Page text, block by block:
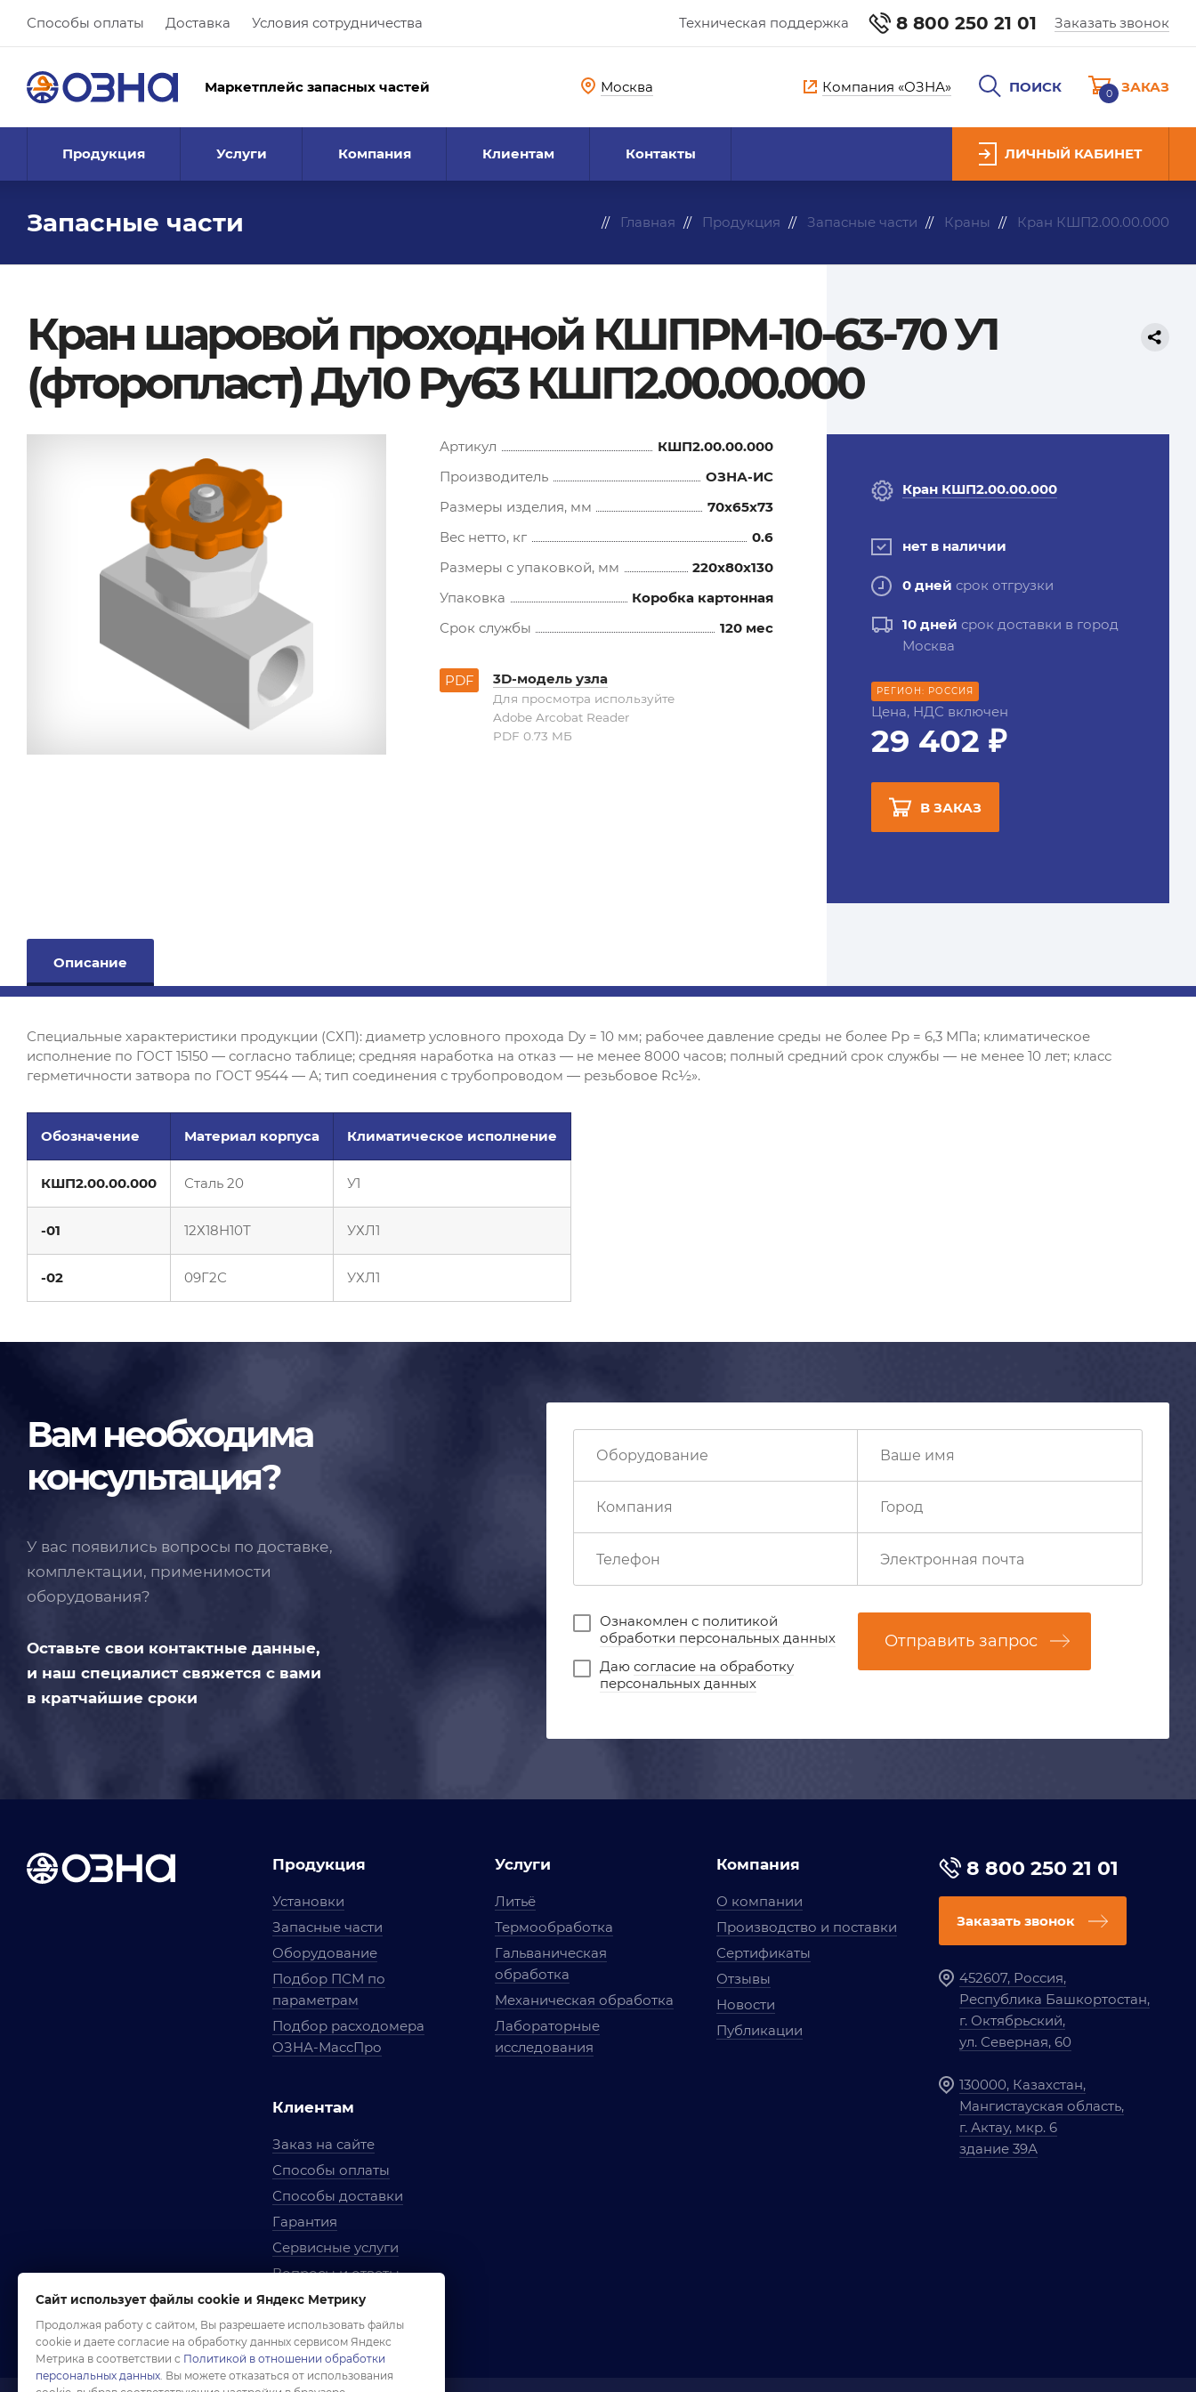
Способы оплаты Доставка Условия сотрудничества Техническая поддержка 8 800 250 21 01 Заказать звонок
Маркетплейс запасных частей Москва Компания «ОЗНА» ПОИСК 0 ЗАКАЗ
Продукция Услуги Компания Клиентам Контакты ЛИЧНЫЙ КАБИНЕТ
Запасные части Главная Продукция Запасные части Краны Кран КШП2.00.00.000
Кран шаровой проходной КШПРМ-10-63-70 У1
(фторопласт) Ду10 Ру63 КШП2.00.00.000
Артикул
КШП2.00.00.000
Производитель
ОЗНА-ИС
Размеры изделия, мм
70x65x73
Вес нетто, кг
0.6
Размеры с упаковкой, мм
220x80x130
Упаковка
Коробка картонная
Срок службы
120 мес
PDF 3D-модель узла
Для просмотра используйте
Adobe Arcobat Reader
PDF 0.73 MБ
Кран КШП2.00.00.000
нет в наличии
0 дней срок отгрузки
10 дней срок доставки в город
Москва
РЕГИОН: РОССИЯ
Цена, НДС включен
29 402 ₽
В ЗАКАЗ
Описание
Специальные характеристики продукции (СХП): диаметр условного прохода Dy = 10 мм; рабочее давление среды не более Рр = 6,3 МПа; климатическое
исполнение по ГОСТ 15150 — согласно таблице; средняя наработка на отказ — не менее 8000 часов; полный средний срок службы — не менее 10 лет; класс
герметичности затвора по ГОСТ 9544 — А; тип соединения с трубопроводом — резьбовое Rc½».
Обозначение Материал корпуса Климатическое исполнение
КШП2.00.00.000 Сталь 20 У1
-01 12Х18Н10Т УХЛ1
-02 09Г2С УХЛ1
Вам необходима
консультация?
У вас появились вопросы по доставке,
комплектации, применимости
оборудования?
Оставьте свои контактные данные,
и наш специалист свяжется с вами
в кратчайшие сроки
Ознакомлен с политикой
обработки персональных данных
Даю согласие на обработку
персональных данных
Отправить запрос
Продукция
Установки
Запасные части
Оборудование
Подбор ПСМ по
параметрам
Подбор расходомера
ОЗНА-МассПро
Клиентам
Заказ на сайте
Способы оплаты
Способы доставки
Гарантия
Сервисные услуги
Вопросы и ответы
Условия сотрудничества
Правила использования
Услуги
Литьё
Термообработка
Гальваническая
обработка
Механическая обработка
Лабораторные
исследования
Компания
О компании
Производство и поставки
Сертификаты
Отзывы
Новости
Публикации
8 800 250 21 01
Заказать звонок
452607, Россия,
Республика Башкортостан,
г. Октябрьский,
ул. Северная, 60
130000, Казахстан,
Мангистауская область,
г. Актау, мкр. 6
здание 39А
Сайт использует файлы cookie и Яндекс Метрику
Продолжая работу с сайтом, Вы разрешаете использовать файлы
cookie и даете согласие на обработку данных сервисом Яндекс
Метрика в соответствии с Политикой в отношении обработки
персональных данных. Вы можете отказаться от использования